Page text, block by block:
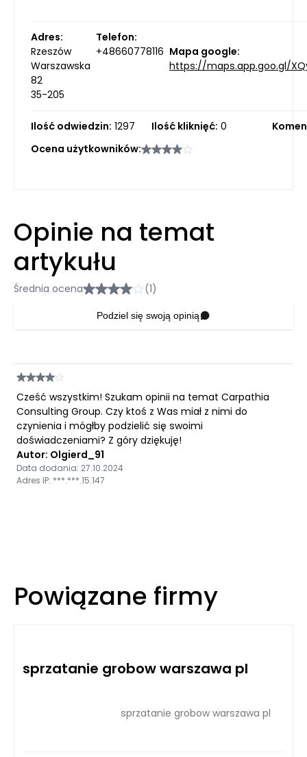
Adres:
Rzeszów
Warszawska
82
35-205
Telefon:
+48660778116 Mapa google:
https://maps.app.goo.gl/
Ilość odwiedzin: 1297 Ilość kliknięć: 0
Ocena użytkowników:
Opinie na temat
artykułu
Średnia ocena (1)
Podziel się swoją opinią
Cześć wszystkim! Szukam opinii na temat Carpathia
Consulting Group. Czy ktoś z Was miał z nimi do
czynienia i mógłby podzielić się swoimi
doświadczeniami? Z góry dziękuję!
Autor: Olgierd_91
Data dodania: 27.10.2024
Adres IP: ***.***.15.147
Powiązane firmy
sprzatanie grobow warszawa pl
sprzatanie grobow warszawa pl